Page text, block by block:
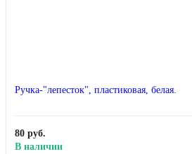
Ручка-"лепесток", пластиковая, белая.
80 руб.
В наличии